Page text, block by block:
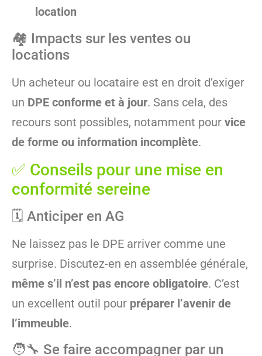
location
🏘️ Impacts sur les ventes ou
locations
Un acheteur ou locataire est en droit d’exiger
un DPE conforme et à jour. Sans cela, des
recours sont possibles, notamment pour vice
de forme ou information incomplète.
✅ Conseils pour une mise en
conformité sereine
🗓️ Anticiper en AG
Ne laissez pas le DPE arriver comme une
surprise. Discutez-en en assemblée générale,
même s’il n’est pas encore obligatoire. C’est
un excellent outil pour préparer l’avenir de
l’immeuble.
🧑‍🔧 Se faire accompagner par un